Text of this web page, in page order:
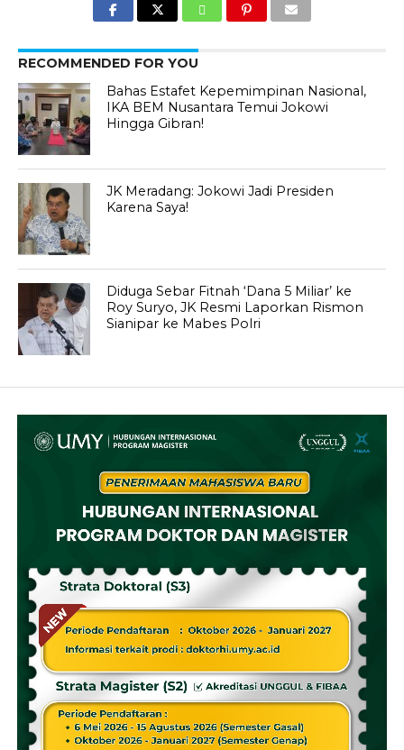
RECOMMENDED FOR YOU
Bahas Estafet Kepemimpinan Nasional,
IKA BEM Nusantara Temui Jokowi
Hingga Gibran!
JK Meradang: Jokowi Jadi Presiden
Karena Saya!
Diduga Sebar Fitnah ‘Dana 5 Miliar’ ke
Roy Suryo, JK Resmi Laporkan Rismon
Sianipar ke Mabes Polri